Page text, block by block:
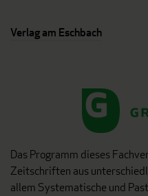
Verlag am Eschbach
Das Programm dieses
Zeitschriften aus
allem Systematische und